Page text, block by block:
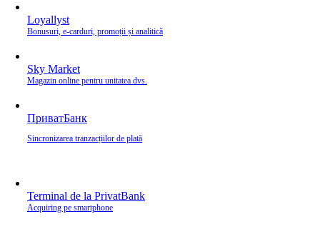
Loyallyst
Bonusuri, e‑carduri, promoții și analitică
Sky Market
Magazin online pentru unitatea dvs.
ПриватБанк
Sincronizarea tranzacțiilor de plată
Terminal de la PrivatBank
Acquiring pe smartphone